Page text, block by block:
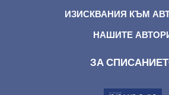
ИЗИСКВАНИЯ КЪМ
НАШИТЕ
ЗА